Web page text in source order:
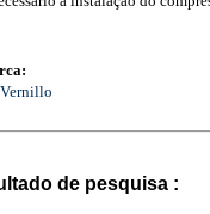
de pesquisa :